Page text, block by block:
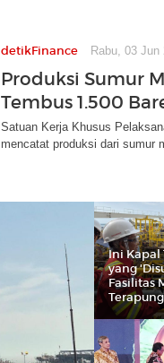
detikFinance Rabu, 03 Jun
Produksi Sumur
Tembus 1.500
Satuan Kerja Khusus
mencatat produksi dari sumur
Ini Kapal
yang
Fasilitas
Terapung